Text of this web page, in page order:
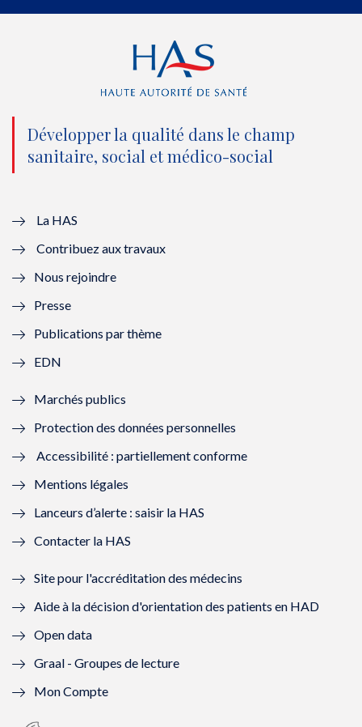
e
n
o
u
l
l
f
n
ê
t
r
e
)
o
o
k
(
n
o
e
e
n
ê
r
)
b
e
(
n
o
u
ê
t
e
d
(
n
o
ê
)
Développer la qualité dans le champ
sanitaire, social et médico-social
La HAS
Contribuez aux travaux
Nous rejoindre
Presse
Publications par thème
EDN
Marchés publics
Protection des données personnelles
Accessibilité : partiellement conforme
Mentions légales
Lanceurs d’alerte : saisir la HAS
Contacter la HAS
Site pour l'accréditation des médecins
Aide à la décision d'orientation des patients en HAD
Open data
Graal - Groupes de lecture
Mon Compte